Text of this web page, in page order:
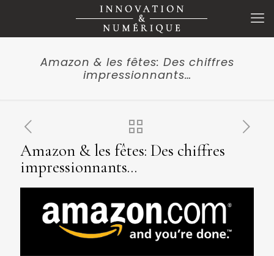
Amazon & les fêtes: Des chiffres
impressionnants…
Amazon & les fêtes: Des chiffres
impressionnants…